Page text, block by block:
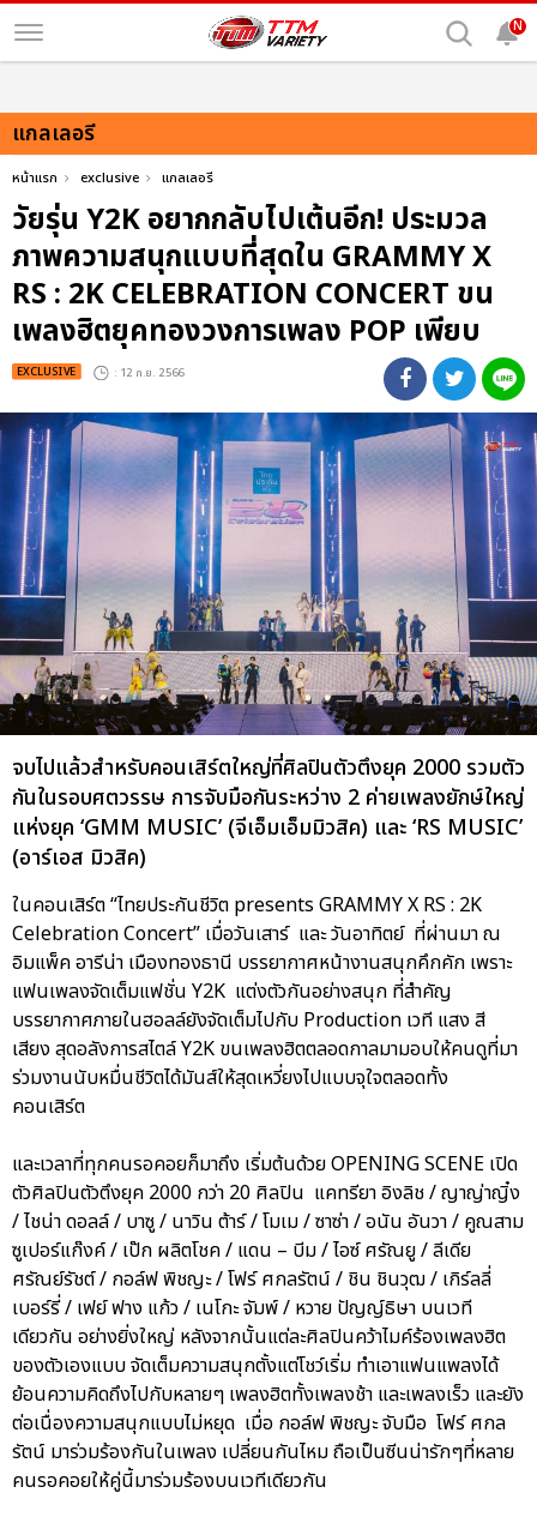
N
แกลเลอรี
หน้าแรก exclusive แกลเลอรี
วัยรุ่น Y2K อยากกลับไปเต้นอีก! ประมวล
ภาพความสนุกแบบที่สุดใน GRAMMY X
RS : 2K CELEBRATION CONCERT ขน
เพลงฮิตยุคทองวงการเพลง POP เพียบ
EXCLUSIVE : 12 ก.ย. 2566
จบไปแล้วสำหรับคอนเสิร์ตใหญ่ที่ศิลปินตัวตึงยุค 2000 รวมตัว
กันในรอบศตวรรษ การจับมือกันระหว่าง 2 ค่ายเพลงยักษ์ใหญ่
แห่งยุค ‘GMM MUSIC’ (จีเอ็มเอ็มมิวสิค) และ ‘RS MUSIC’
(อาร์เอส มิวสิค)
ในคอนเสิร์ต “ไทยประกันชีวิต presents GRAMMY X RS : 2K
Celebration Concert” เมื่อวันเสาร์ และ วันอาทิตย์ ที่ผ่านมา ณ
อิมแพ็ค อารีน่า เมืองทองธานี บรรยากาศหน้างานสนุกคึกคัก เพราะ
แฟนเพลงจัดเต็มแฟชั่น Y2K แต่งตัวกันอย่างสนุก ที่สำคัญ
บรรยากาศภายในฮอลล์ยังจัดเต็มไปกับ Production เวที แสง สี
เสียง สุดอลังการสไตล์ Y2K ขนเพลงฮิตตลอดกาลมามอบให้คนดูที่มา
ร่วมงานนับหมื่นชีวิตได้มันส์ให้สุดเหวี่ยงไปแบบจุใจตลอดทั้ง
คอนเสิร์ต
และเวลาที่ทุกคนรอคอยก็มาถึง เริ่มต้นด้วย OPENING SCENE เปิด
ตัวศิลปินตัวตึงยุค 2000 กว่า 20 ศิลปิน แคทรียา อิงลิช / ญาญ่าญิ๋ง
/ ไชน่า ดอลล์ / บาซู / นาวิน ต้าร์ / โมเม / ซาซ่า / อนัน อันวา / คูณสาม
ซูเปอร์แก๊งค์ / เป๊ก ผลิตโชค / แดน – บีม / ไอซ์ ศรัณยู / ลีเดีย
ศรัณย์รัชต์ / กอล์ฟ พิชญะ / โฟร์ ศกลรัตน์ / ชิน ชินวุฒ / เกิร์ลลี่
เบอร์รี่ / เฟย์ ฟาง แก้ว / เนโกะ จัมพ์ / หวาย ปัญญ์ธิษา บนเวที
เดียวกัน อย่างยิ่งใหญ่ หลังจากนั้นแต่ละศิลปินคว้าไมค์ร้องเพลงฮิต
ของตัวเองแบบ จัดเต็มความสนุกตั้งแต่โชว์เริ่ม ทำเอาแฟนแพลงได้
ย้อนความคิดถึงไปกับหลายๆ เพลงฮิตทั้งเพลงช้า และเพลงเร็ว และยัง
ต่อเนื่องความสนุกแบบไม่หยุด เมื่อ กอล์ฟ พิชญะ จับมือ โฟร์ ศกล
รัตน์ มาร่วมร้องกันในเพลง เปลี่ยนกันไหม ถือเป็นซีนน่ารักๆที่หลาย
คนรอคอยให้คู่นี้มาร่วมร้องบนเวทีเดียวกัน